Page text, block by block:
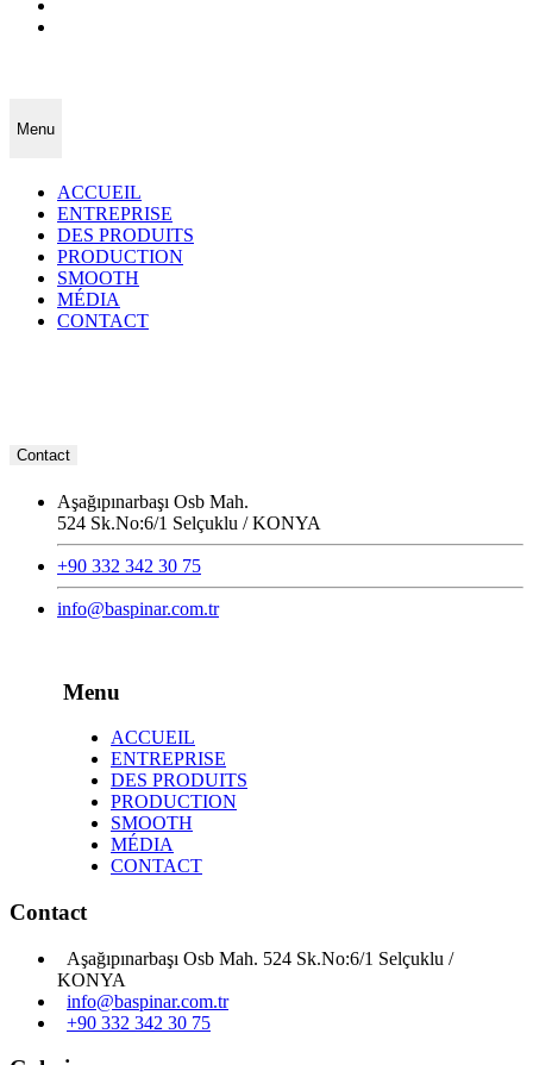
Menu
ACCUEIL
ENTREPRISE
DES PRODUITS
PRODUCTION
SMOOTH
MÉDIA
CONTACT
Contact
Aşağıpınarbaşı Osb Mah.
524 Sk.No:6/1 Selçuklu / KONYA
+90 332 342 30 75
info@baspinar.com.tr
Menu
ACCUEIL
ENTREPRISE
DES PRODUITS
PRODUCTION
SMOOTH
MÉDIA
CONTACT
Contact
Aşağıpınarbaşı Osb Mah. 524 Sk.No:6/1 Selçuklu /
KONYA
info@baspinar.com.tr
+90 332 342 30 75